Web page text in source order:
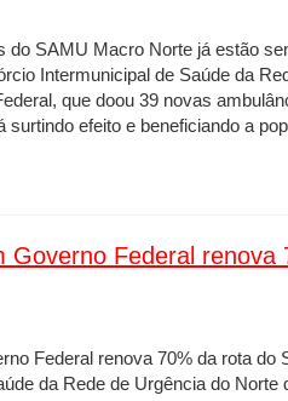
do SAMU Macro Norte já estão
Intermunicipal de Saúde da
que doou 39 novas
efeito e beneficiando a
Governo Federal renova
Federal renova 70% da rota do
da Rede de Urgência do Norte